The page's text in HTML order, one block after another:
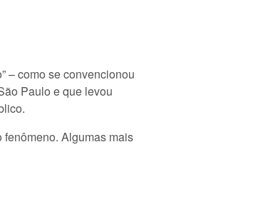
– como se convencionou
Paulo e que levou
Algumas mais